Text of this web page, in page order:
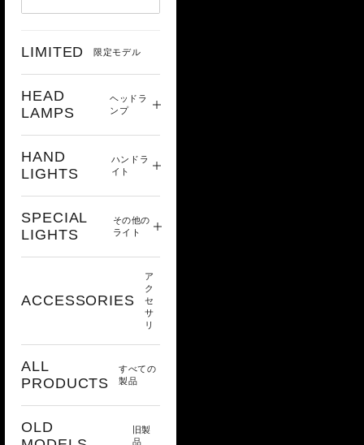
LIMITED 限定モデル
HEAD
LAMPS
ヘッドラ
ンプ
HAND
LIGHTS
ハンドラ
イト
SPECIAL
LIGHTS
その他の
ライト
ACCESSORIES
ア
ク
セ
サ
リ
ALL
PRODUCTS
すべての
製品
OLD
旧製
品